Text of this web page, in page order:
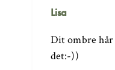
Lisa
Dit ombre hår
det:-))